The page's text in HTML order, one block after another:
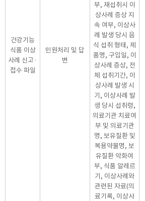
건강기능
식품 이상
사례 신고·
접수 파일
민원처리 및 답
변
부, 재섭취시 이
상사례 증상 지
속 여부, 이상사
례 발생 당시 음
식 섭취 형태, 제
품명, 구입일, 이
상사례 증상, 전
체 섭취기간, 이
상사례 발생 시
기, 이상사례 발
생 당시 섭취령,
의료기관 치료여
부 및 의료기관
명, 보유질환 및
복용약물명, 보
유질환 악화여
부, 식품 알레르
기, 이상사례와
관련된 자료(의
료기록, 이상사